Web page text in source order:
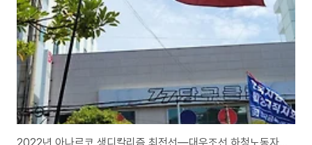
유최안 동지를 비롯한 일곱 명의 조합원 동지들의 힘겨운 싸움에는 변함이 없
는 채다. 계절은 모두에게 공평하게..